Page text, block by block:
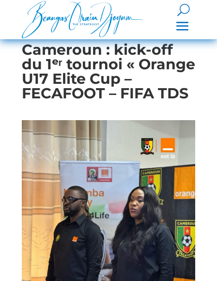
Cameroun : kick-off
du 1ᵉʳ tournoi « Orange
U17 Elite Cup –
FECAFOOT – FIFA TDS